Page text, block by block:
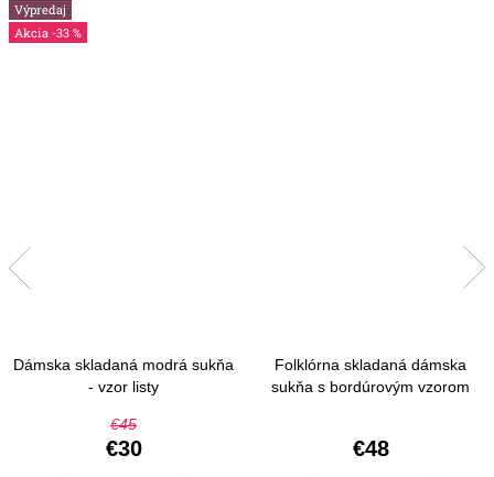
Výpredaj
-33 %
Dámska skladaná modrá sukňa
- vzor listy
€45
€30
Folklórna skladaná dámska
sukňa s bordúrovým vzorom
€48